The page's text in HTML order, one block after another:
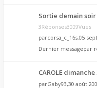
Sortie demain
3Réponses3009Vues
parcorsa_c_16s,05
Dernier messagepar
CAROLE
parGaby93,30 août